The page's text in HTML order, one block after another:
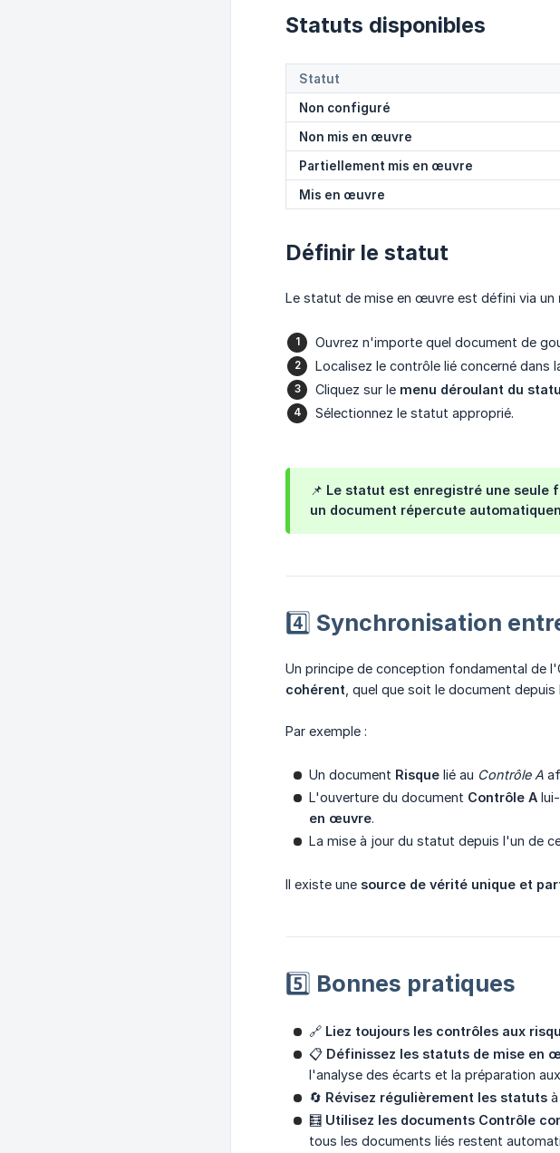
Statuts disponibles
Statut
Non configuré
Non mis en œuvre
Partiellement mis en œuvre
Mis en œuvre
Définir le statut
Le statut de mise en œuvre est défini via un
Ouvrez n'importe quel document de
Localisez le contrôle lié concerné dans
Cliquez sur le menu déroulant du
Sélectionnez le statut approprié.
📌 Le statut est enregistré une
un document répercute
4️⃣ Synchronisation
Un principe de conception fondamental de
cohérent , quel que soit le document
Par exemple :
Un document Risque lié au Contrôle A
L'ouverture du document Contrôle A
en œuvre.
La mise à jour du statut depuis l'un de
Il existe une source de vérité unique et
5️⃣ Bonnes pratiques
🔗 Liez toujours les contrôles aux
📋 Définissez les statuts de mise en
l'analyse des écarts et la préparation
🔄 Révisez régulièrement les statuts
🧮 Utilisez les documents Contrôle
tous les documents liés restent